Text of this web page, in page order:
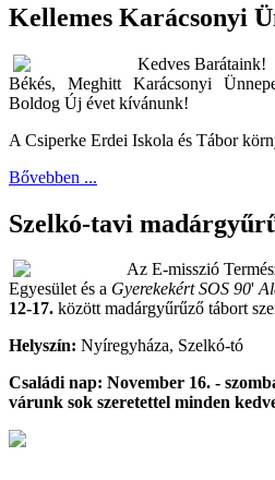
Kellemes Karácsonyi
Kedves Barátaink!
Békés, Meghitt Karácsonyi
Boldog Új évet kívánunk!
A Csiperke Erdei Iskola és Tábor
Bővebben ...
Szelkó-tavi
Az E-misszió
Egyesület és a Gyerekekért SOS 90'
12-17. között madárgyűrűző tábort
Helyszín: Nyíregyháza, Szelkó-tó
Családi nap: November 16. -
várunk sok szeretettel minden